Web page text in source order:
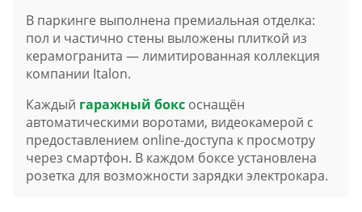
В паркинге выполнена премиальная отделка:
пол и частично стены выложены плиткой из
керамогранита — лимитированная коллекция
компании Italon.
Каждый гаражный бокс оснащён
автоматическими воротами, видеокамерой с
предоставлением online-доступа к просмотру
через смартфон. В каждом боксе установлена
розетка для возможности зарядки электрокара.